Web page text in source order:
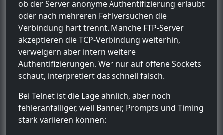
ob der Server anonyme Authentifizierung erlaubt
oder nach mehreren Fehlversuchen die
Verbindung hart trennt. Manche FTP-Server
akzeptieren die TCP-Verbindung weiterhin,
verweigern aber intern weitere
Authentifizierungen. Wer nur auf offene Sockets
schaut, interpretiert das schnell falsch.
Bei Telnet ist die Lage ähnlich, aber noch
fehleranfälliger, weil Banner, Prompts und Timing
stark variieren können: